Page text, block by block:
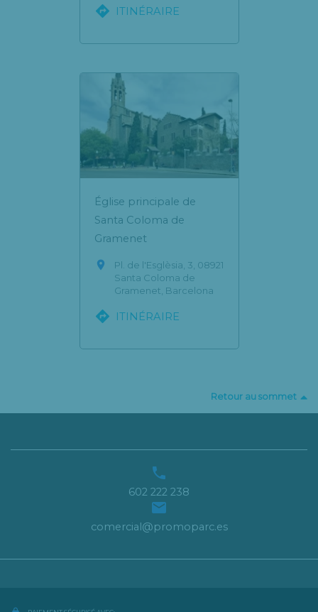
 ITINÉRAIRE
Église principale de
Santa Coloma de
Gramenet

Pl. de l'Esglèsia, 3, 08921
Santa Coloma de
Gramenet, Barcelona
 ITINÉRAIRE
Retour au sommet

602 222 238

comercial@promoparc.es